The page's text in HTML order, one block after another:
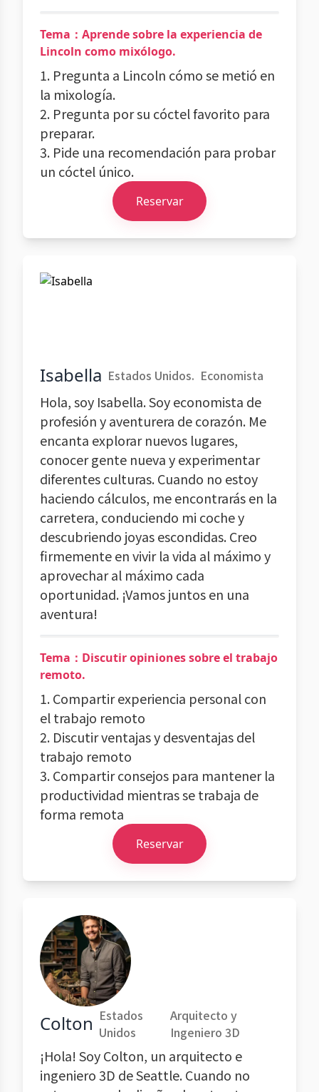
Tema：Aprende sobre la experiencia de
Lincoln como mixólogo.
1. Pregunta a Lincoln cómo se metió en
la mixología.
2. Pregunta por su cóctel favorito para
preparar.
3. Pide una recomendación para probar
un cóctel único.
Reservar
Isabella Estados Unidos. Economista
Hola, soy Isabella. Soy economista de
profesión y aventurera de corazón. Me
encanta explorar nuevos lugares,
conocer gente nueva y experimentar
diferentes culturas. Cuando no estoy
haciendo cálculos, me encontrarás en la
carretera, conduciendo mi coche y
descubriendo joyas escondidas. Creo
firmemente en vivir la vida al máximo y
aprovechar al máximo cada
oportunidad. ¡Vamos juntos en una
aventura!
Tema：Discutir opiniones sobre el trabajo
remoto.
1. Compartir experiencia personal con
el trabajo remoto
2. Discutir ventajas y desventajas del
trabajo remoto
3. Compartir consejos para mantener la
productividad mientras se trabaja de
forma remota
Reservar
Colton Estados
Unidos
Arquitecto y
Ingeniero 3D
¡Hola! Soy Colton, un arquitecto e
ingeniero 3D de Seattle. Cuando no